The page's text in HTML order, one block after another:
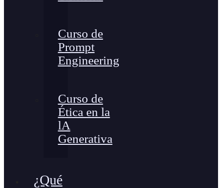
Curso de
Prompt
Engineering
Curso de
Ética en la
lA
Generativa
¿Qué